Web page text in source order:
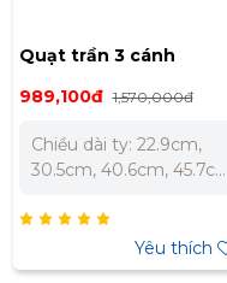
Quạt trần 3 cánh
Panasonic màu đen, ty
989,100đ 1,570,000đ
Chiều dài ty: 22.9cm,
30.5cm, 40.6cm, 45.7cm,
37.6cm, 45.2cm, 55.3cm,
60.4cm, 70.6cm Lưu
lượng gió: 215 m³/phút
Yêu thích